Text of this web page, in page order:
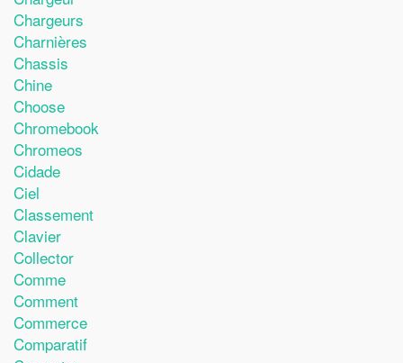
Chargeurs
Charnières
Chassis
Chine
Choose
Chromebook
Chromeos
Cidade
Ciel
Classement
Clavier
Collector
Comme
Comment
Commerce
Comparatif